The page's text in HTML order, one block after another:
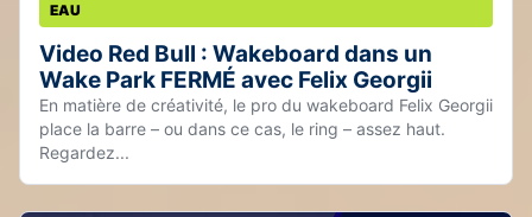
EAU
Video Red Bull : Wakeboard dans un
Wake Park FERMÉ avec Felix Georgii
En matière de créativité, le pro du wakeboard Felix Georgii
place la barre – ou dans ce cas, le ring – assez haut.
Regardez...